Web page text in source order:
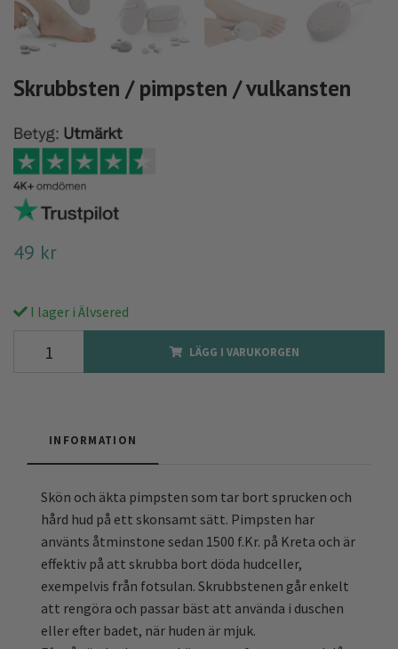
Skrubbsten / pimpsten / vulkansten
49 kr
I lager i Älvsered
LÄGG I VARUKORGEN
INFORMATION
Skön och äkta pimpsten som tar bort sprucken och
hård hud på ett skonsamt sätt. Pimpsten har
använts åtminstone sedan 1500 f.Kr. på Kreta och är
effektiv på att skrubba bort döda hudceller,
exempelvis från fotsulan. Skrubbstenen går enkelt
att rengöra och passar bäst att använda i duschen
eller efter badet, när huden är mjuk.